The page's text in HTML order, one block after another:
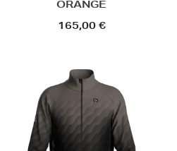
ORANGE
165,00 €